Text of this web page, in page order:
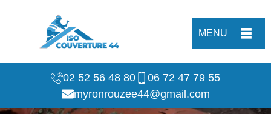
MENU
02 52 56 48 80
06 72 47 79 55
myronrouzee44@gmail.com